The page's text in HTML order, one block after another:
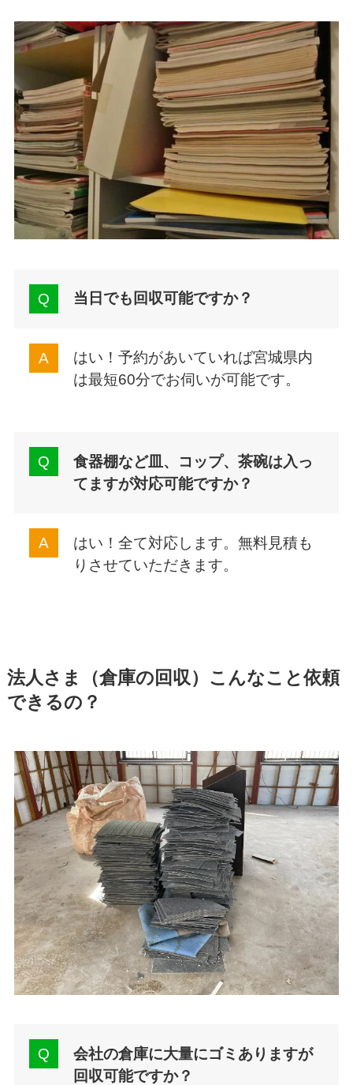
当日でも回収可能ですか？
はい！予約があいていれば宮城県内
は最短60分でお伺いが可能です。
食器棚など皿、コップ、茶碗は入っ
てますが対応可能ですか？
はい！全て対応します。無料見積も
りさせていただきます。
法人さま（倉庫の回収）こんなこと依頼
できるの？
会社の倉庫に大量にゴミありますが
回収可能ですか？